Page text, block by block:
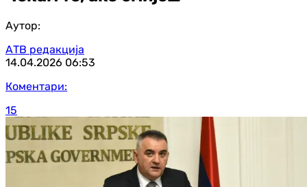
Аутор:
АТВ редакција
14.04.2026 06:53
Коментари:
15